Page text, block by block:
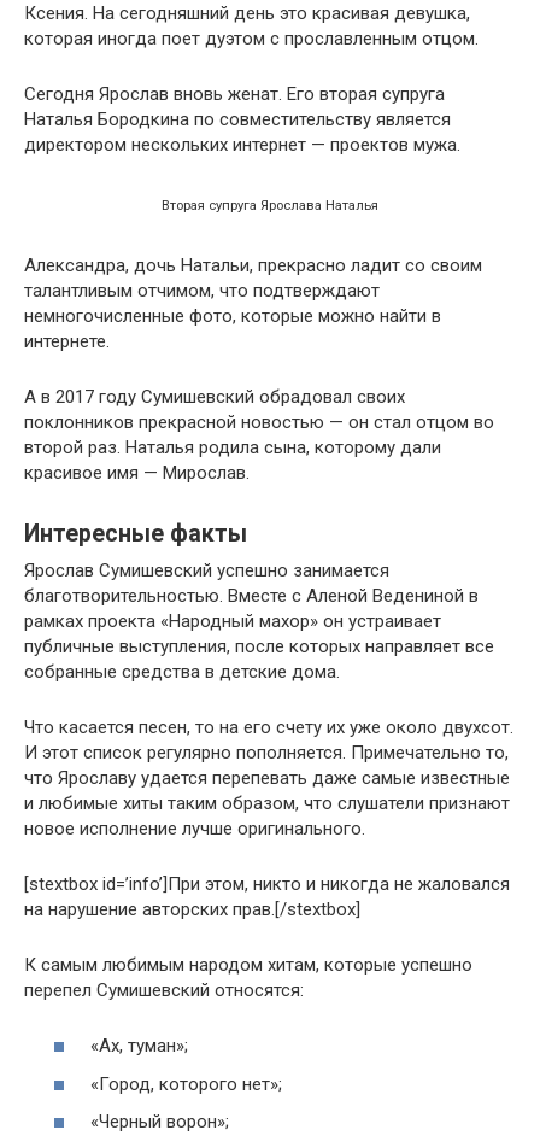
Ксения. На сегодняшний день это красивая девушка,
которая иногда поет дуэтом с прославленным отцом.
Сегодня Ярослав вновь женат. Его вторая супруга
Наталья Бородкина по совместительству является
директором нескольких интернет — проектов мужа.
Вторая супруга Ярослава Наталья
Александра, дочь Натальи, прекрасно ладит со своим
талантливым отчимом, что подтверждают
немногочисленные фото, которые можно найти в
интернете.
А в 2017 году Сумишевский обрадовал своих
поклонников прекрасной новостью — он стал отцом во
второй раз. Наталья родила сына, которому дали
красивое имя — Мирослав.
Интересные факты
Ярослав Сумишевский успешно занимается
благотворительностью. Вместе с Аленой Ведениной в
рамках проекта «Народный махор» он устраивает
публичные выступления, после которых направляет все
собранные средства в детские дома.
Что касается песен, то на его счету их уже около двухсот.
И этот список регулярно пополняется. Примечательно то,
что Ярославу удается перепевать даже самые известные
и любимые хиты таким образом, что слушатели признают
новое исполнение лучше оригинального.
[stextbox id=’info’]При этом, никто и никогда не жаловался
на нарушение авторских прав.[/stextbox]
К самым любимым народом хитам, которые успешно
перепел Сумишевский относятся:
«Ах, туман»;
«Город, которого нет»;
«Черный ворон»;